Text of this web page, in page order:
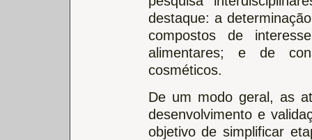
destaque: a
compostos de
alimentares; e de
cosméticos.
De um modo geral, as
desenvolvimento e
objetivo de simplificar